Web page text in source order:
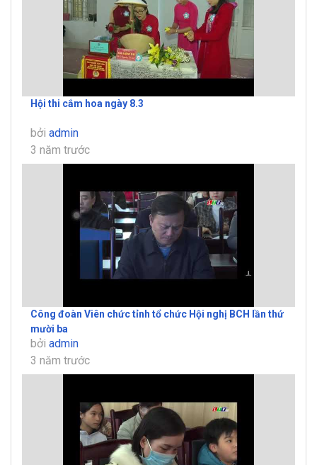
Hội thi cắm hoa ngày 8.3
bởi admin
3 năm trước
Công đoàn Viên chức tỉnh tổ chức Hội nghị BCH lần thứ
mười ba
bởi admin
3 năm trước